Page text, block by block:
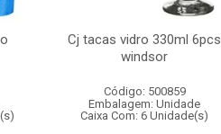
Cj tacas vidro 330ml 6pcs
windsor
Código: 500859
Embalagem: Unidade
Caixa Com: 6 Unidade(s)